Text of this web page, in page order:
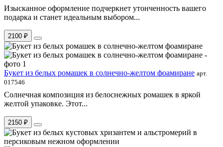
Изысканное оформление подчеркнет утонченность вашего
подарка и станет идеальным выбором...
2100 ₽
Букет из белых ромашек в солнечно-желтом фоамиране арт.
017546
Солнечная композиция из белоснежных ромашек в яркой
желтой упаковке. Этот...
2150 ₽